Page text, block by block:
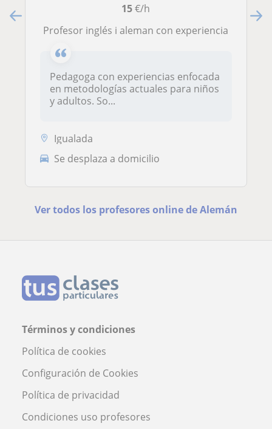
15€/h
Profesor inglés i aleman con experiencia
Pedagoga con experiencias enfocada
en metodologías actuales para niños
y adultos. So...
Igualada
Se desplaza a domicilio
Ver todos los profesores online de Alemán
Términos y condiciones
Política de cookies
Configuración de Cookies
Política de privacidad
Condiciones uso profesores